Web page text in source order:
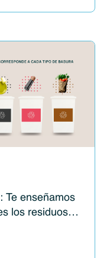
Te enseñamos
los residuos